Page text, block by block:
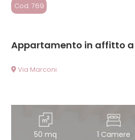
Cod. 769
Appartamento in affitto a
Via Marconi
50 mq 1 Camere
1
2
3